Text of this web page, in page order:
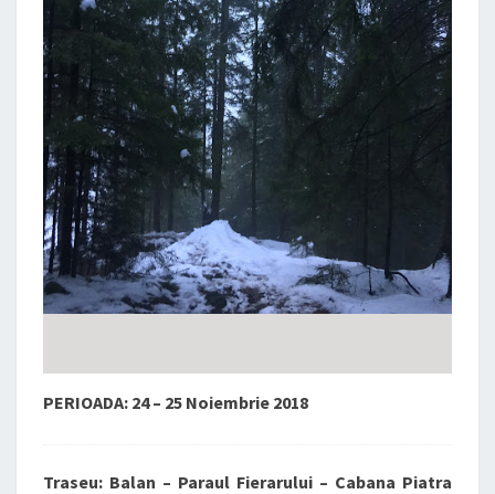
PERIOADA: 24 – 25 Noiembrie 2018
Traseu: Balan – Paraul Fierarului – Cabana Piatra